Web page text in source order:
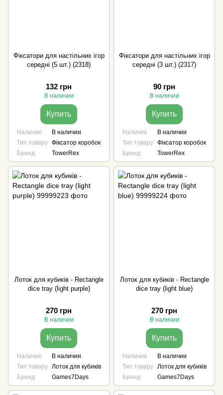
Фіксатори для настільних ігор
середні (5 шт.) (2318)
132 грн
В наличии
Купить
Наличие
В наличии
Тип товару Фіксатор коробок
Бренд
TowerRex
Фіксатори для настільних ігор
середні (3 шт.) (2317)
90 грн
В наличии
Купить
Наличие
В наличии
Тип товару Фіксатор коробок
Бренд
TowerRex
Лоток для кубиків - Rectangle
dice tray (light purple)
270 грн
В наличии
Купить
Наличие
В наличии
Тип товару
Лоток для кубиків
Бренд
Games7Days
Лоток для кубиків - Rectangle
dice tray (light blue)
270 грн
В наличии
Купить
Наличие
В наличии
Тип товару
Лоток для кубиків
Бренд
Games7Days